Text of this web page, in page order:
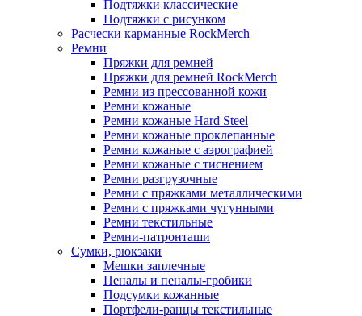
Подтяжки классические
Подтяжки с рисунком
Расчески карманные RockMerch
Ремни
Пряжки для ремней
Пряжки для ремней RockMerch
Ремни из прессованной кожи
Ремни кожаные
Ремни кожаные Hard Steel
Ремни кожаные проклепанные
Ремни кожаные с аэрографией
Ремни кожаные с тиснением
Ремни разгрузочные
Ремни с пряжками металлическими
Ремни с пряжками чугунными
Ремни текстильные
Ремни-патронташи
Сумки, рюкзаки
Мешки заплечные
Пеналы и пеналы-гробики
Подсумки кожанные
Портфели-ранцы текстильные